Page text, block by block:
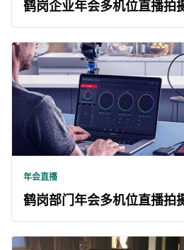
鹤岗企业年会多机位直播拍
年会直播
鹤岗部门年会多机位直播拍